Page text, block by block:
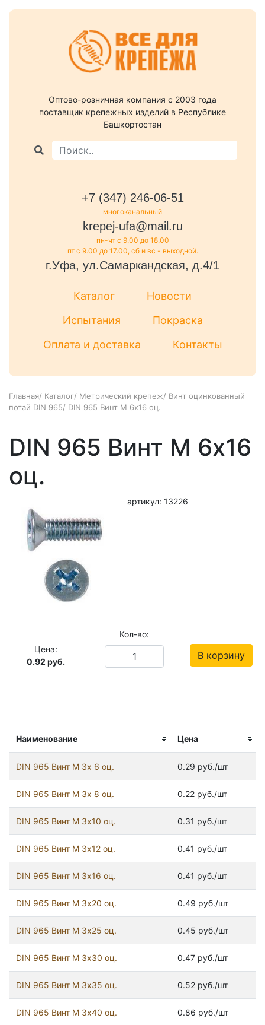
Оптово-розничная компания c 2003 года
поставщик крепежных изделий в Республике
Башкортостан
+7 (347) 246-06-51
многоканальный
krepej-ufa@mail.ru
пн-чт с 9.00 до 18.00
пт с 9.00 до 17.00, сб и вс - выходной.
г.Уфа, ул.Самаркандская, д.4/1
Каталог
Новости
Испытания
Покраска
Оплата и доставка
Контакты
Главная/ Каталог/ Метрический крепеж/ Винт оцинкованный
потай DIN 965/ DIN 965 Винт М 6х16 оц.
Наименование Цена
DIN 965 Винт М 3х 6 оц. 0.29 руб./шт
DIN 965 Винт М 3х 8 оц. 0.22 руб./шт
DIN 965 Винт М 3х10 оц. 0.31 руб./шт
DIN 965 Винт М 3х12 оц. 0.41 руб./шт
DIN 965 Винт М 3х16 оц. 0.41 руб./шт
DIN 965 Винт М 3х20 оц. 0.49 руб./шт
DIN 965 Винт М 3х25 оц. 0.45 руб./шт
DIN 965 Винт М 3х30 оц. 0.47 руб./шт
DIN 965 Винт М 3х35 оц. 0.52 руб./шт
DIN 965 Винт М 3х40 оц. 0.86 руб./шт
DIN 965 Винт М 6х16
оц.
артикул: 13226
Цена:
0.92 руб.
Кол-во:
В корзину